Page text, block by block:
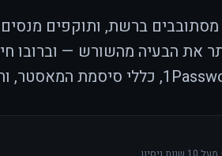
מסתובבים ברשת, ותוקפים
את הבעיה מהשורש — וברובו